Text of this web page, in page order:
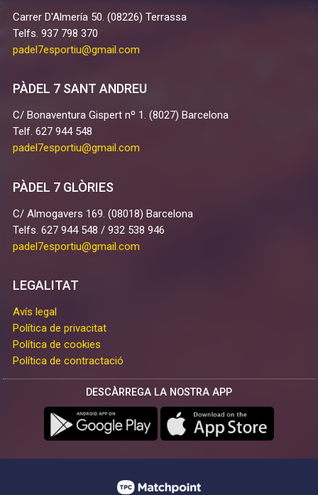
Carrer D'Almería 50. (08226) Terrassa
Telfs. 937 798 370
padel7esportiu@gmail.com
PÀDEL 7 SANT ANDREU
C/ Bonaventura Gispert nº 1. (8027) Barcelona
Telf. 627 944 548
padel7esportiu@gmail.com
PÀDEL 7 GLÒRIES
C/ Almogavers 169. (08018) Barcelona
Telfs. 627 944 548 / 932 538 946
padel7esportiu@gmail.com
LEGALITAT
Avís legal
Política de privacitat
Política de cookies
Política de contractació
DESCÀRREGA LA NOSTRA APP